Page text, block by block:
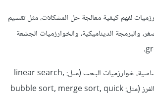
لفهم كيفية معالجة حل المشكلات، مثل تقسيم
والبرمجة الديناميكية، والخوارزميات الجشعة
ومن الخوارزميات الأساسية، خوارزميات البحث (مثل: linear search,
binary search) والفرز (مثل: bubble sort, merge sort, quick